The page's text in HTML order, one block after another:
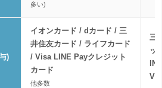
多い)
)
イオンカード / dカード / 三
井住友カード / ライフカード
/ Visa LINE Payクレジット
カード
他多数
三
ッ